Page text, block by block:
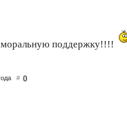
поддержку!!!!
# 0